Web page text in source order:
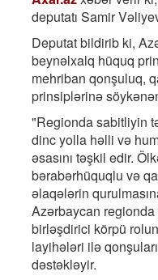
deputatı Samir
Deputat bildirib ki,
beynəlxalq hüquq
mehriban qonşuluq,
prinsiplərinə
"Regionda sabitliyin
dinc yolla həlli və
əsasını təşkil edir.
bərabərhüquqlu və
əlaqələrin
Azərbaycan
birləşdirici körpü
layihələri ilə
dəstəkləyir.